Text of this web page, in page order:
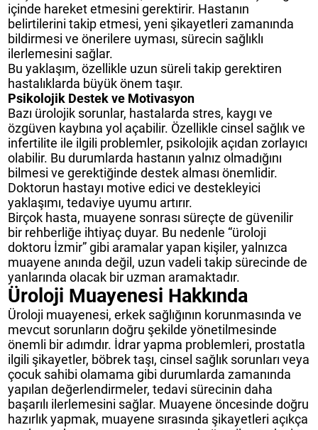
içinde hareket etmesini gerektirir. Hastanın
belirtilerini takip etmesi, yeni şikayetleri zamanında
bildirmesi ve önerilere uyması, sürecin sağlıklı
ilerlemesini sağlar.
Bu yaklaşım, özellikle uzun süreli takip gerektiren
hastalıklarda büyük önem taşır.
Psikolojik Destek ve Motivasyon
Bazı ürolojik sorunlar, hastalarda stres, kaygı ve
özgüven kaybına yol açabilir. Özellikle cinsel sağlık ve
infertilite ile ilgili problemler, psikolojik açıdan zorlayıcı
olabilir. Bu durumlarda hastanın yalnız olmadığını
bilmesi ve gerektiğinde destek alması önemlidir.
Doktorun hastayı motive edici ve destekleyici
yaklaşımı, tedaviye uyumu artırır.
Birçok hasta, muayene sonrası süreçte de güvenilir
bir rehberliğe ihtiyaç duyar. Bu nedenle “üroloji
doktoru İzmir” gibi aramalar yapan kişiler, yalnızca
muayene anında değil, uzun vadeli takip sürecinde de
yanlarında olacak bir uzman aramaktadır.
Üroloji Muayenesi Hakkında
Üroloji muayenesi, erkek sağlığının korunmasında ve
mevcut sorunların doğru şekilde yönetilmesinde
önemli bir adımdır. İdrar yapma problemleri, prostatla
ilgili şikayetler, böbrek taşı, cinsel sağlık sorunları veya
çocuk sahibi olamama gibi durumlarda zamanında
yapılan değerlendirmeler, tedavi sürecinin daha
başarılı ilerlemesini sağlar. Muayene öncesinde doğru
hazırlık yapmak, muayene sırasında şikayetleri açıkça